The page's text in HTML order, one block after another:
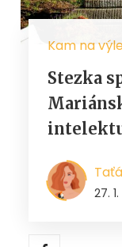
Kam na
Stezka
27.